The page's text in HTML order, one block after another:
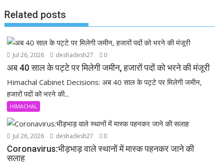
Related posts
Jul 26, 2026 deshadesh27 0
अब 40 साल के पट्टे पर मिलेगी जमीन, हजारों पदों को भरने की मंजूरी
Himachal Cabinet Decisions: अब 40 साल के पट्टे पर मिलेगी जमीन,
हजारों पदों को भरने की...
HIMACHAL
Jul 26, 2026 deshadesh27 0
Coronavirus:भीड़भाड़ वाले स्थानों में मास्क पहनकर जाने की
सलाह